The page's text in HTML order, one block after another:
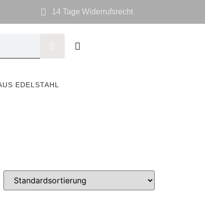
14 Tage Widerrufsrecht
EDELSTAHL